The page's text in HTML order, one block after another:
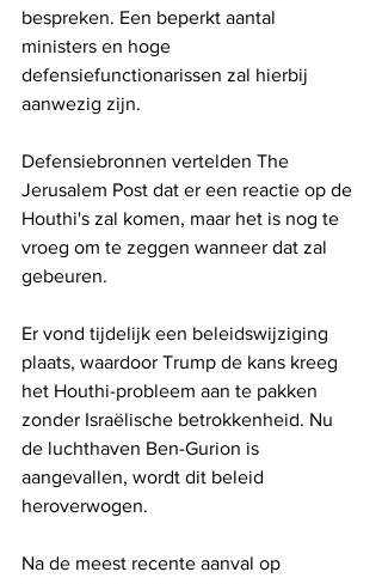
bespreken. Een beperkt aantal
ministers en hoge
defensiefunctionarissen zal hierbij
aanwezig zijn.
Defensiebronnen vertelden The
Jerusalem Post dat er een reactie op de
Houthi's zal komen, maar het is nog te
vroeg om te zeggen wanneer dat zal
gebeuren.
Er vond tijdelijk een beleidswijziging
plaats, waardoor Trump de kans kreeg
het Houthi-probleem aan te pakken
zonder Israëlische betrokkenheid. Nu
de luchthaven Ben-Gurion is
aangevallen, wordt dit beleid
heroverwogen.
Na de meest recente aanval op